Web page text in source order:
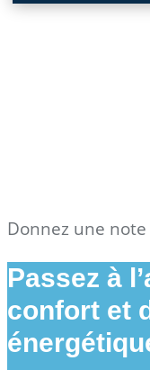
Donnez une note
Passez à
confort et